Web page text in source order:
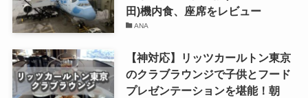
田)機内食、座席をレビュー
ANA
【神対応】リッツカールトン東京
のクラブラウンジで子供とフード
プレゼンテーションを堪能！朝